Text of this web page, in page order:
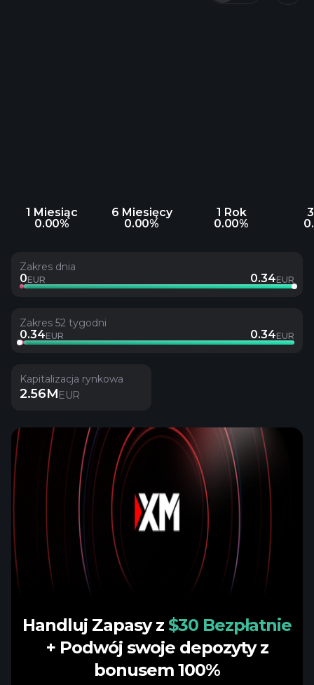
1 Miesiąc
0.00%
6 Miesięcy
0.00%
1 Rok
0.00%
Zakres dnia
0EUR 0.34EUR
Zakres 52 tygodni
0.34EUR 0.34EUR
Kapitalizacja rynkowa
2.56MEUR
Handluj Zapasy z $30 Bezpłatnie
+ Podwój swoje depozyty z
bonusem 100%